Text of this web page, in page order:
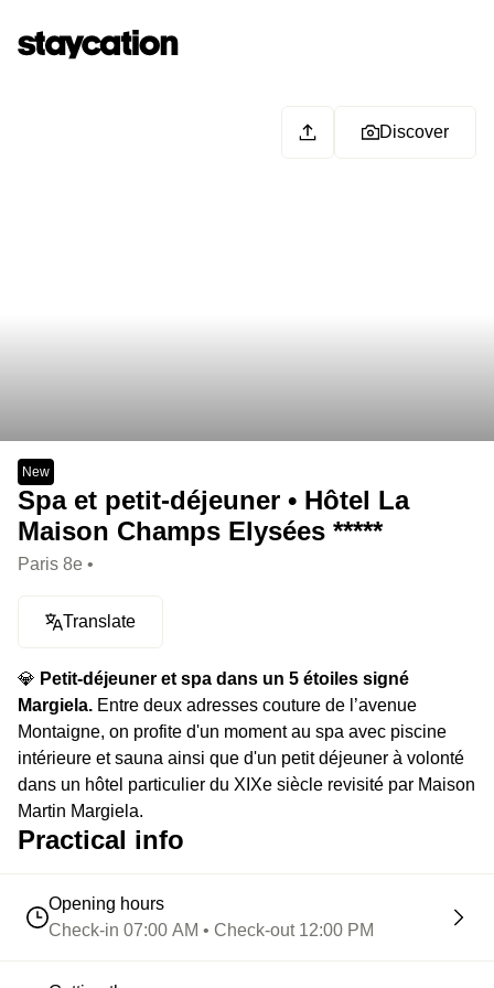
Discover
New
Spa et petit-déjeuner • Hôtel La
Maison Champs Elysées *****
Paris 8e •
Translate
💎 Petit-déjeuner et spa dans un 5 étoiles signé
Margiela. Entre deux adresses couture de l’avenue
Montaigne, on profite d'un moment au spa avec piscine
intérieure et sauna ainsi que d'un petit déjeuner à volonté
dans un hôtel particulier du XIXe siècle revisité par Maison
Martin Margiela.
Practical info
Opening hours
Check-in 07:00 AM • Check-out 12:00 PM